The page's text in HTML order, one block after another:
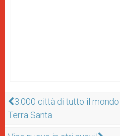
3.000 città di tutto il
Terra Santa